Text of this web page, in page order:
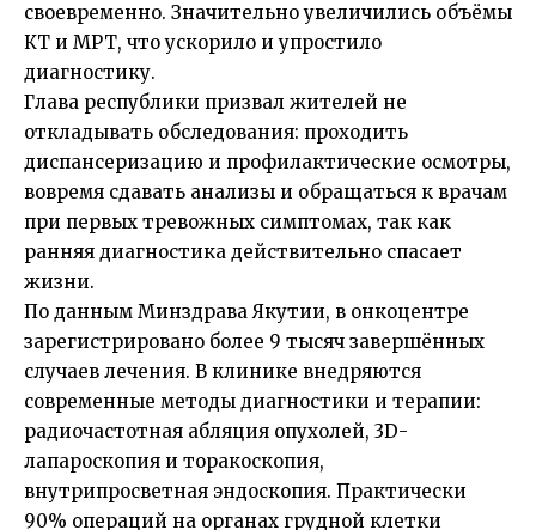
своевременно. Значительно увеличились объёмы
КТ и МРТ, что ускорило и упростило
диагностику.
Глава республики призвал жителей не
откладывать обследования: проходить
диспансеризацию и профилактические осмотры,
вовремя сдавать анализы и обращаться к врачам
при первых тревожных симптомах, так как
ранняя диагностика действительно спасает
жизни.
По данным Минздрава Якутии, в онкоцентре
зарегистрировано более 9 тысяч завершённых
случаев лечения. В клинике внедряются
современные методы диагностики и терапии:
радиочастотная абляция опухолей, 3D-
лапароскопия и торакоскопия,
внутрипросветная эндоскопия. Практически
90% операций на органах грудной клетки